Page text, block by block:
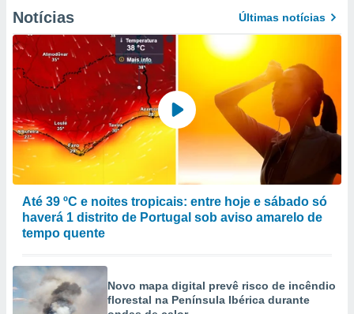
Notícias Últimas notícias
Até 39 ºC e noites tropicais: entre hoje e sábado só
haverá 1 distrito de Portugal sob aviso amarelo de
tempo quente
Novo mapa digital prevê risco de incêndio
florestal na Península Ibérica durante